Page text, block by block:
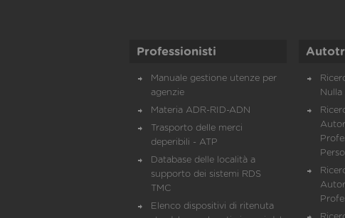
Professionisti
Manuale gestione utenze per
agenzie
Materia ADR-RID-ADN
Trasporto delle merci
deperibili - ATP
Database delle località a
supporto dei sistemi RDS
TMC
Elenco dispositivi di ritenuta
Nulla